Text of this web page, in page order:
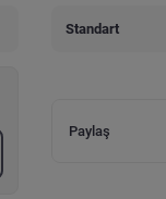
Standart
Paylaş